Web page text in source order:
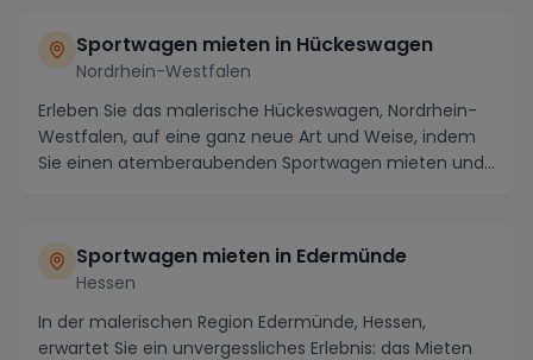
Sportwagen mieten in Hückeswagen
Nordrhein-Westfalen
Erleben Sie das malerische Hückeswagen, Nordrhein-
Westfalen, auf eine ganz neue Art und Weise, indem
Sie einen atemberaubenden Sportwagen mieten und
Sportwagen mieten in Edermünde
Hessen
In der malerischen Region Edermünde, Hessen,
erwartet Sie ein unvergessliches Erlebnis: das Mieten